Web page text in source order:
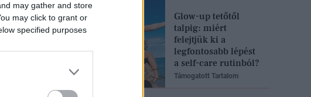
may gather and store
may click to grant or
specified purposes
Glow-up tetőtől
talpig: miért
felejtjük ki a
legfontosabb lépést
a self-care rutinból?
Támogatott Tartalom